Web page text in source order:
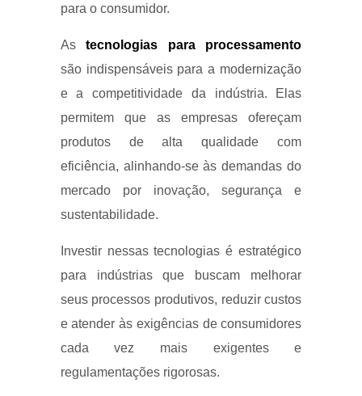
para o consumidor.
Astecnologias para processamento
são indispensáveis para a modernização
e a competitividade da indústria. Elas
permitem que as empresas ofereçam
produtos de alta qualidade com
eficiência, alinhando-se às demandas do
mercado por inovação, segurança e
sustentabilidade.
Investir nessas tecnologias é estratégico
para indústrias que buscam melhorar
seus processos produtivos, reduzir custos
e atender às exigências de consumidores
cada vez mais exigentes e
regulamentações rigorosas.